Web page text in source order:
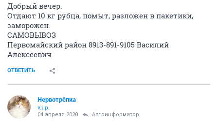
Добрый вечер.
Отдают 10 кг рубца, помыт, разложен в пакетики,
заморожен.
САМОВЫВОЗ
Первомайский район 8913-891-9105 Василий
Алексеевич
ОТВЕТИТЬ
Нервотрёпка
v.i.p.
04 апреля 2020 Автоинформатор